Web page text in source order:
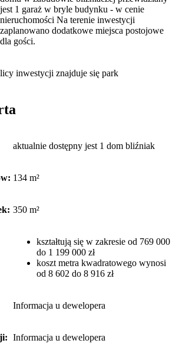
jest 1 garaż w bryle budynku - w cenie
nieruchomości Na terenie inwestycji
zaplanowano dodatkowe miejsca postojowe
dla gości.
inwestycji znajduje się park
aktualnie dostępny jest 1 dom bliźniak
134 m²
350 m²
kształtują się w zakresie od 769 000
do 1 199 000 zł
koszt metra kwadratowego wynosi
od 8 602 do 8 916 zł
Informacja u dewelopera
Informacja u dewelopera